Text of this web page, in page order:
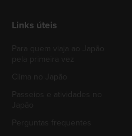
Links úteis